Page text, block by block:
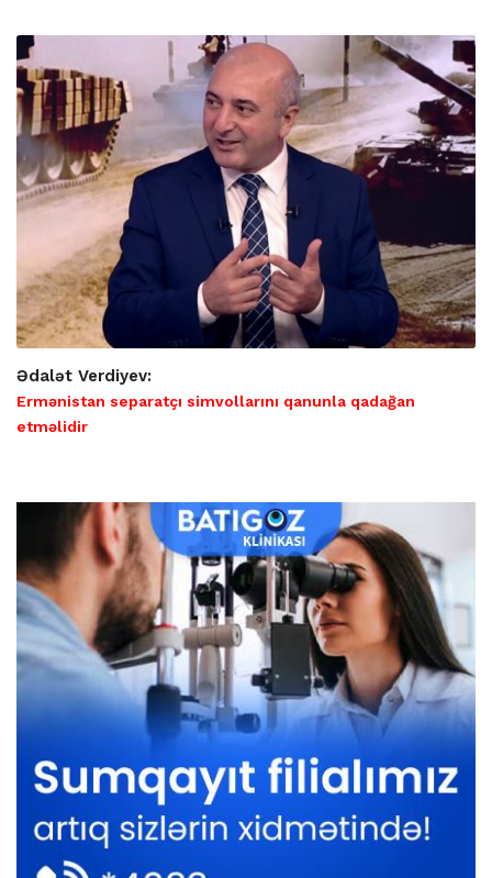
Ədalət Verdiyev:
Ermənistan separatçı simvollarını qanunla qadağan
etməlidir